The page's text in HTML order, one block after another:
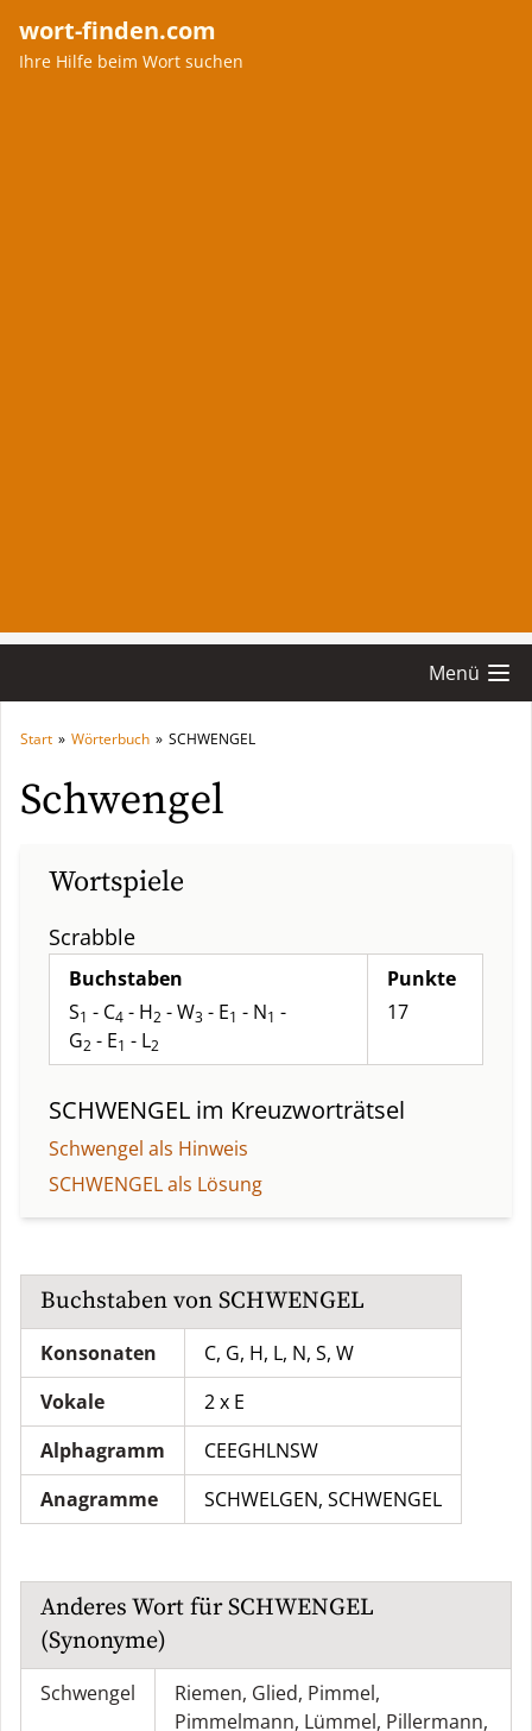
wort-finden.com
Ihre Hilfe beim Wort suchen
Menü
Start » Wörterbuch » SCHWENGEL
Schwengel
Wortspiele
Scrabble
Buchstaben
S1 - C4 - H2 - W3 - E1 - N1 -
G2 - E1 - L2
Punkte
17
SCHWENGEL im Kreuzworträtsel
Schwengel als Hinweis
SCHWENGEL als Lösung
Buchstaben von SCHWENGEL
Konsonaten
C, G, H, L, N, S, W
Vokale
2 x E
Alphagramm
CEEGHLNSW
Anagramme
SCHWELGEN, SCHWENGEL
Anderes Wort fürSCHWENGEL
(Synonyme)
Schwengel Riemen, Glied, Pimmel,
Pimmelmann, Lümmel, Pillermann,